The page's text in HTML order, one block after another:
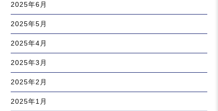
2025年6月
2025年5月
2025年4月
2025年3月
2025年2月
2025年1月